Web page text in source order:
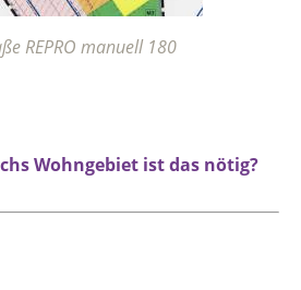
REPRO manuell 180
Wohngebiet ist das nötig?